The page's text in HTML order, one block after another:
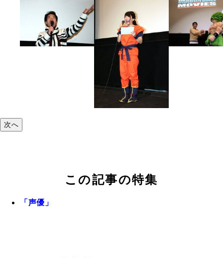
次へ
この記事の特集
「声優」